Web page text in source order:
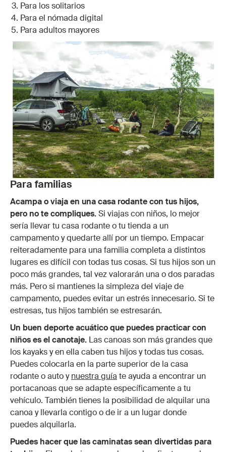
Para los solitarios
Para el nómada digital
Para adultos mayores
Para familias
Acampa o viaja en una casa rodante con tus hijos,
pero no te compliques.Si viajas con niños, lo mejor
sería llevar tu casa rodante o tu tienda a un
campamento y quedarte allí por un tiempo. Empacar
reiteradamente para una familia completa a distintos
lugares es difícil con todas tus cosas. Si tus hijos son un
poco más grandes, tal vez valorarán una o dos paradas
más. Pero si mantienes la simpleza del viaje de
campamento, puedes evitar un estrés innecesario. Si te
estresas, tus hijos también se estresarán.
Un buen deporte acuático que puedes practicar con
niños es el canotaje. Las canoas son más grandes que
los kayaks y en ella caben tus hijos y todas tus cosas.
Puedes colocarla en la parte superior de la casa
rodante o auto ynuestra guía te ayuda a encontrar un
portacanoas que se adapte específicamente a tu
vehículo. También tienes la posibilidad de alquilar una
canoa y llevarla contigo o de ir a un lugar donde
puedes alquilarla.
Puedes hacer que las caminatas sean divertidas para